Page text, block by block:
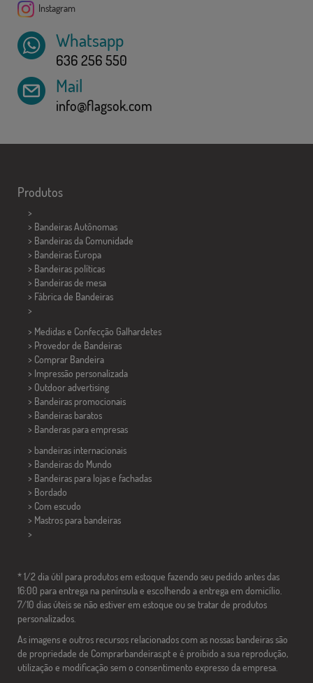
Instagram
Whatsapp
636 256 550
Mail
info@flagsok.com
Produtos
>
> Bandeiras Autônomas
> Bandeiras da Comunidade
> Bandeiras Europa
> Bandeiras políticas
> Bandeiras de mesa
> Fábrica de Bandeiras
>
> Medidas e Confecção Galhardetes
> Provedor de Bandeiras
> Comprar Bandeira
> Impressão personalizada
> Outdoor advertising
> Bandeiras promocionais
> Bandeiras baratos
> Banderas para empresas
> bandeiras internacionais
> Bandeiras do Mundo
> Bandeiras para lojas e fachadas
> Bordado
> Com escudo
> Mastros para bandeiras
>
* 1/2 dia útil para produtos em estoque fazendo seu pedido antes das
16:00 para entrega na península e escolhendo a entrega em domicílio.
7/10 dias úteis se não estiver em estoque ou se tratar de produtos
personalizados.
As imagens e outros recursos relacionados com as nossas bandeiras são
de propriedade de Comprarbandeiras.pt e é proibido a sua reprodução,
utilização e modificação sem o consentimento expresso da empresa.